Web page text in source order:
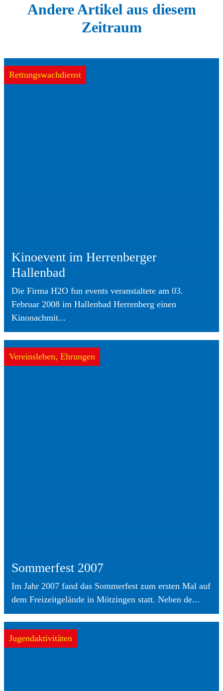
Andere Artikel aus diesem
Zeitraum
Rettungswachdienst
Kinoevent im Herrenberger
Hallenbad
Die Firma H2O fun events veranstaltete am 03.
Februar 2008 im Hallenbad Herrenberg einen
Kinonachmit...
Vereinsleben, Ehrungen
Sommerfest 2007
Im Jahr 2007 fand das Sommerfest zum ersten Mal auf
dem Freizeitgelände in Mötzingen statt. Neben de...
Jugendaktivitäten